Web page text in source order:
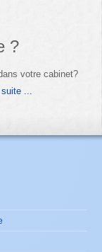
?
votre cabinet?
...